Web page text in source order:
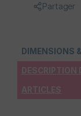
Partager
DIMENSIONS
DESCRIPTION
ARTICLES